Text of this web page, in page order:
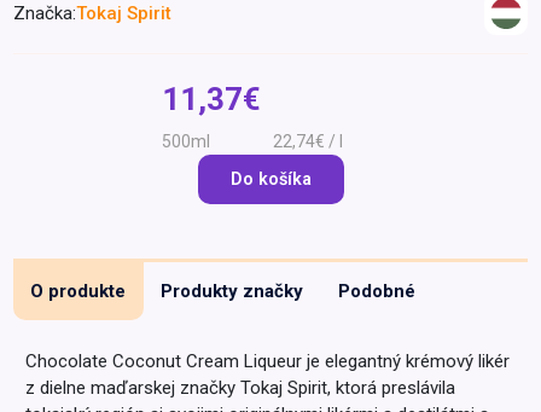
Špeciálna výživa a
Drogéria a kozmetika
Domácnosť a kancelária
Značka:Tokaj Spirit
11,37€
500ml 22,74€ / l
Do košíka
O produkte Produkty značky Podobné
Chocolate Coconut Cream Liqueur je elegantný krémový likér
z dielne maďarskej značky Tokaj Spirit, ktorá preslávila